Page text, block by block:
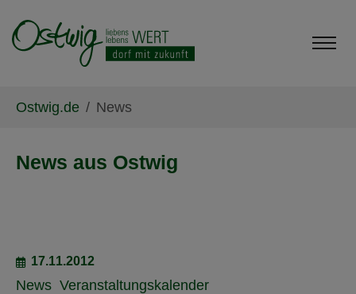
Ostwig.de News
News aus Ostwig
17.11.2012
News Veranstaltungskalender